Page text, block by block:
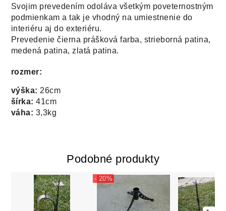
Svojim prevedením odoláva všetkým poveternostným
podmienkam a tak je vhodný na umiestnenie do
interiéru aj do exteriéru.
Prevedenie čierna prášková farba, strieborná patina,
medená patina, zlatá patina.
rozmer:
výška: 26cm
šírka: 41cm
váha: 3,3kg
Podobné produkty
- 20%